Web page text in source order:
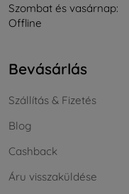
Szombat és vasárnap:
Offline
Bevásárlás
Szállítás & Fizetés
Blog
Cashback
Áru visszaküldése